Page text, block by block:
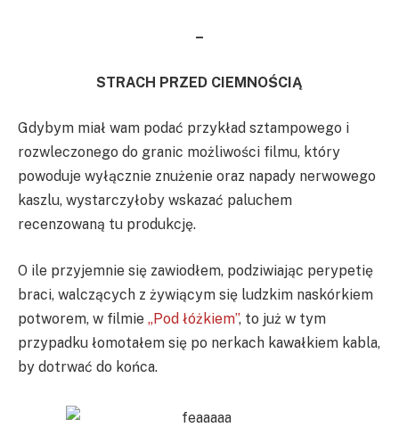
–
STRACH PRZED CIEMNOŚCIĄ
Gdybym miał wam podać przykład sztampowego i
rozwleczonego do granic możliwości filmu, który
powoduje wyłącznie znużenie oraz napady nerwowego
kaszlu, wystarczyłoby wskazać paluchem
recenzowaną tu produkcję.
O ile przyjemnie się zawiodłem, podziwiając perypetię
braci, walczących z żywiącym się ludzkim naskórkiem
potworem, w filmie „Pod łóżkiem”, to już w tym
przypadku łomotałem się po nerkach kawałkiem kabla,
by dotrwać do końca.